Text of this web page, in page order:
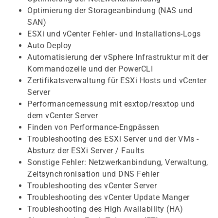
Optimierung der Storageanbindung (NAS und
SAN)
ESXi und vCenter Fehler- und Installations-Logs
Auto Deploy
Automatisierung der vSphere Infrastruktur mit der
Kommandozeile und der PowerCLI
Zertifikatsverwaltung für ESXi Hosts und vCenter
Server
Performancemessung mit esxtop/resxtop und
dem vCenter Server
Finden von Performance-Engpässen
Troubleshooting des ESXi Server und der VMs -
Absturz der ESXi Server / Faults
Sonstige Fehler: Netzwerkanbindung, Verwaltung,
Zeitsynchronisation und DNS Fehler
Troubleshooting des vCenter Server
Troubleshooting des vCenter Update Manger
Troubleshooting des High Availability (HA)